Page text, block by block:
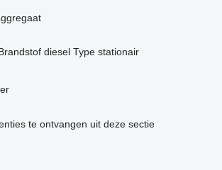
diesel Type stationair
te ontvangen uit deze sectie